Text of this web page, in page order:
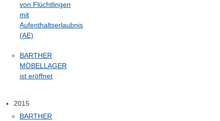
von Flüchtlingen
mit
Aufenthaltserlaubnis
(AE)
BARTHER
MÖBELLAGER
ist eröffnet
2015
BARTHER